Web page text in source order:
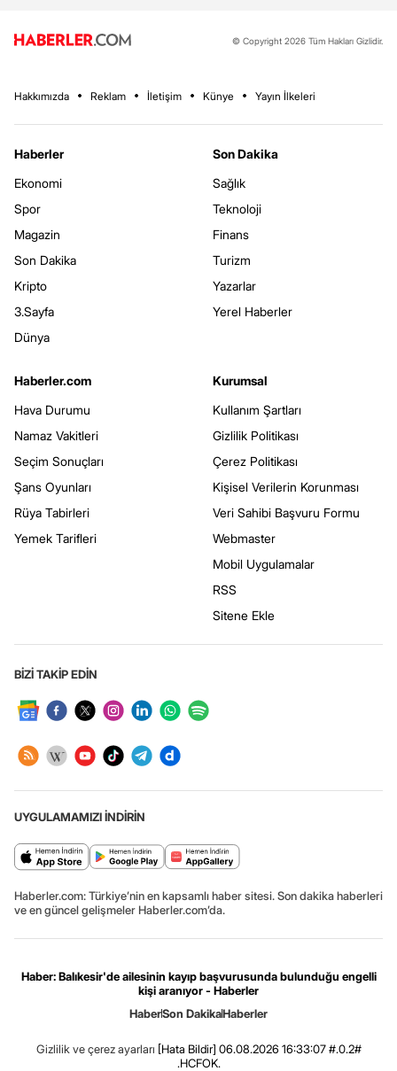
© Copyright 2026 Tüm Hakları Gizlidir.
Hakkımızda Reklam İletişim Künye Yayın İlkeleri
Haberler
Ekonomi
Spor
Magazin
Son Dakika
Kripto
3.Sayfa
Dünya
Son Dakika
Sağlık
Teknoloji
Finans
Turizm
Yazarlar
Yerel Haberler
Haberler.com
Hava Durumu
Namaz Vakitleri
Seçim Sonuçları
Şans Oyunları
Rüya Tabirleri
Yemek Tarifleri
Kurumsal
Kullanım Şartları
Gizlilik Politikası
Çerez Politikası
Kişisel Verilerin Korunması
Veri Sahibi Başvuru Formu
Webmaster
Mobil Uygulamalar
RSS
Sitene Ekle
BİZİ TAKİP EDİN
UYGULAMAMIZI İNDİRİN
Haberler.com: Türkiye’nin en kapsamlı haber sitesi. Son dakika haberleri
ve en güncel gelişmeler Haberler.com’da.
Haber: Balıkesir'de ailesinin kayıp başvurusunda bulunduğu engelli
kişi aranıyor - Haberler
HaberSon DakikaHaberler
Gizlilik ve çerez ayarları [Hata Bildir] 06.08.2026 16:33:07 #.0.2#
.HCFOK.